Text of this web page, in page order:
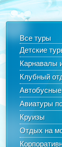
Все туры
Детские
Карнавалы
Клубный
Авиатуры
Круизы
Отдых на